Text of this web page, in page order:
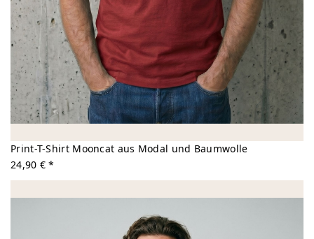
Print-T-Shirt Mooncat aus Modal und Baumwolle
24,90 € *